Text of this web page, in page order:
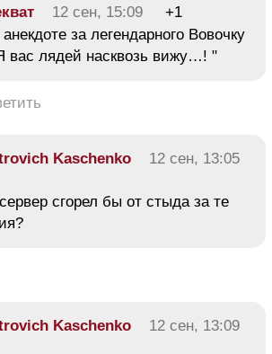
12 сен, 15:09
+1
анекдоте за легендарного Вовочку
вас лядей насквозь вижу…! "
Kaschenko
12 сен, 13:05
сгорел бы от стыда за те
Kaschenko
12 сен, 13:09